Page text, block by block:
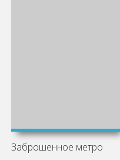
Заброшенное метро